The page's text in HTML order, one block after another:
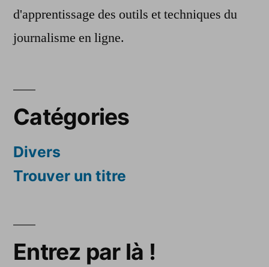
d'apprentissage des outils et techniques du
journalisme en ligne.
Catégories
Divers
Trouver un titre
Entrez par là !